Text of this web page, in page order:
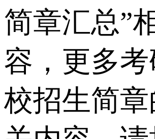
简章汇总”
容，更多
校招生简章